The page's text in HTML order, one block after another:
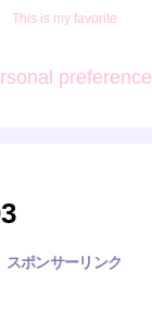
This is my favorite
preference
スポンサーリンク